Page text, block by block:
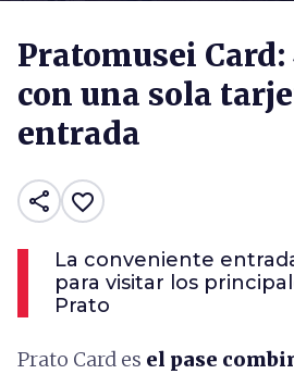
Pratomusei Card:
con una sola
entrada
share favorite_border
La conveniente
para visitar los
Prato
Prato Card es el pase